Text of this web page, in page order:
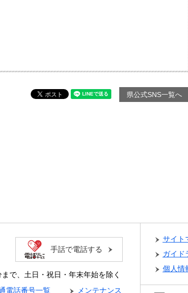
県公式SNS一覧へ
で、土日・祝日・年末年始を除く
手話で電話する
電話番号一覧 メンテナンス
サイト
ガイド
個人情